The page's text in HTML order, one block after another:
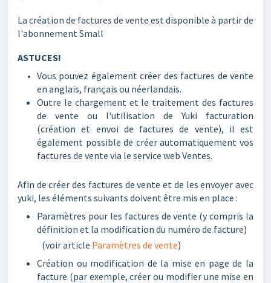
La création de factures de vente est disponible à partir de
l'abonnement Small
ASTUCES!
Vous pouvez également créer des factures de vente
en anglais, français ou néerlandais.
Outre le chargement et le traitement des factures
de vente ou l'utilisation de Yuki facturation
(création et envoi de factures de vente), il est
également possible de créer automatiquement vos
factures de vente via le service web Ventes.
Afin de créer des factures de vente et de les envoyer avec
yuki, les éléments suivants doivent être mis en place :
Paramètres pour les factures de vente (y compris la
définition et la modification du numéro de facture)
(voir article Paramètres de vente)
Création ou modification de la mise en page de la
facture (par exemple, créer ou modifier une mise en